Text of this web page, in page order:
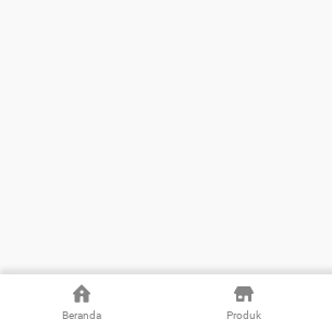
Beranda Produk